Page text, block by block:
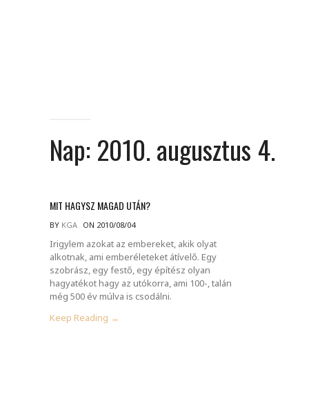
Nap: 2010. augusztus 4.
MIT HAGYSZ MAGAD UTÁN?
BY KGA ON 2010/08/04
Irigylem azokat az embereket, akik olyat
alkotnak, ami emberéleteket átívelő. Egy
szobrász, egy festő, egy építész olyan
hagyatékot hagy az utókorra, ami 100-, talán
még 500 év múlva is csodálni.
Keep Reading →